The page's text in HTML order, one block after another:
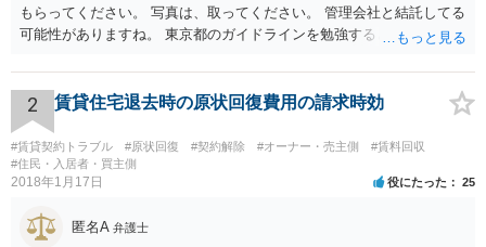
もらってください。 写真は、取ってください。 管理会社と結託してる
可能性がありますね。 東京都のガイドラインを勉強するといいでしょ
2 賃貸住宅退去時の原状回復費用の請求時効
#賃貸契約トラブル #原状回復 #契約解除 #オーナー・売主側
#賃料回収
#住民・入居者・買主側
2018年1月17日 役にたった 25
匿名A 弁護士